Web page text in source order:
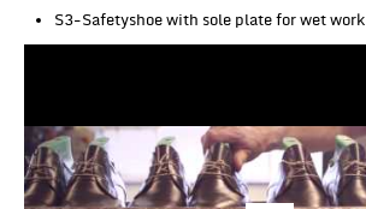
S3-Safetyshoe with sole plate for wet work